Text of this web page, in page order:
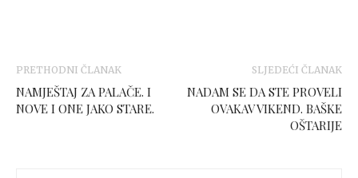
PRETHODNI ČLANAK
NAMJEŠTAJ ZA PALAČE. I
NOVE I ONE JAKO STARE.
SLJEDEĆI ČLANAK
NADAM SE DA STE PROVELI
OVAKAV VIKEND. BAŠKE
OŠTARIJE